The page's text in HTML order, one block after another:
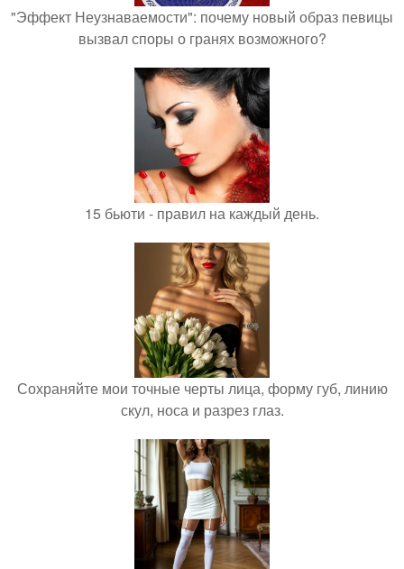
"Эффект Неузнаваемости": почему новый образ певицы
вызвал споры о гранях возможного?
15 бьюти - правил на каждый день.
Сохраняйте мои точные черты лица, форму губ, линию
скул, носа и разрез глаз.